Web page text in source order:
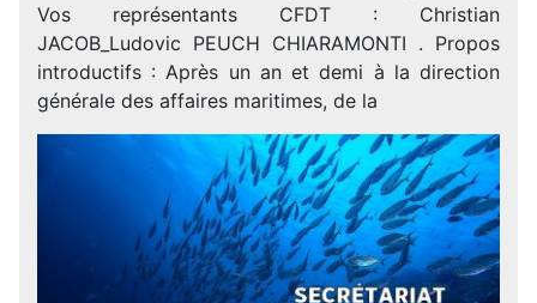
Vos représentants CFDT : Christian
JACOB_Ludovic PEUCH CHIARAMONTI . Propos
introductifs : Après un an et demi à la direction
générale des affaires maritimes, de la